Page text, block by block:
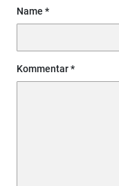
Name
Kommentar